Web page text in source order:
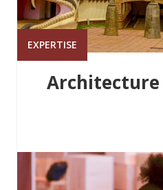
EXPERTISE
Architecture